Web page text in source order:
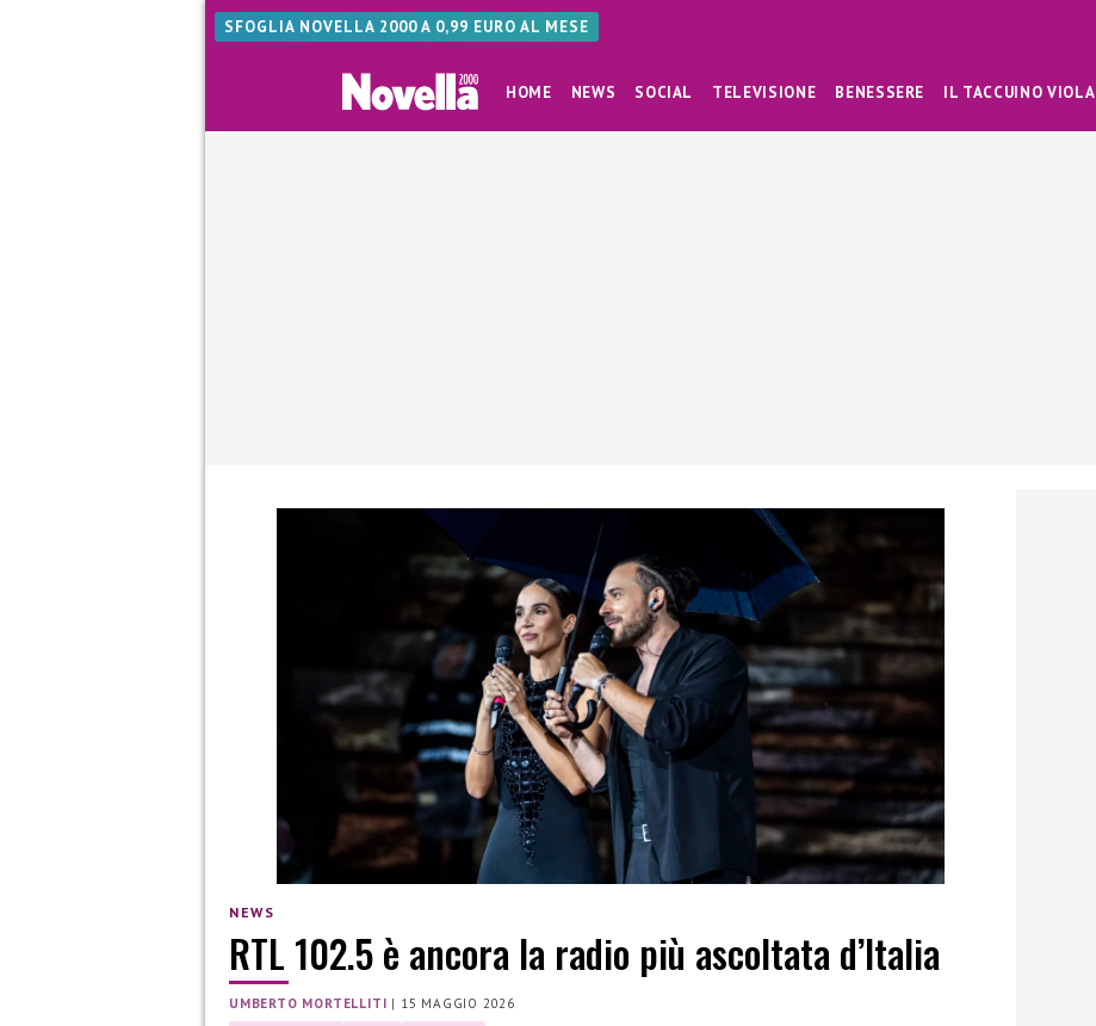
SFOGLIA NOVELLA 2000 A 0,99 EURO AL MESE
HOME NEWS SOCIAL TELEVISIONE BENESSERE IL TACCUINO VIOLA
NEWS
RTL 102.5 è ancora la radio più ascoltata d’Italia
UMBERTO MORTELLITI | 15 MAGGIO 2026